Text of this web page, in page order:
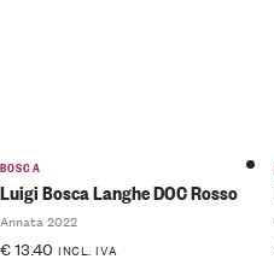
BOSCA
Luigi Bosca Langhe DOC Rosso
Annata 2022
€13.40 INCL. IVA